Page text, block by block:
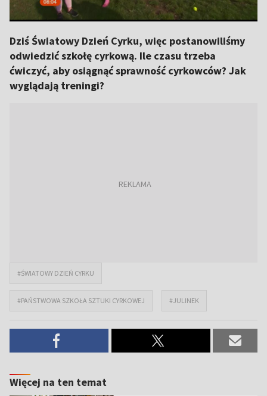
Dziś Światowy Dzień Cyrku, więc postanowiliśmy
odwiedzić szkołę cyrkową. Ile czasu trzeba
ćwiczyć, aby osiągnąć sprawność cyrkowców? Jak
wyglądają treningi?
#ŚWIATOWY DZIEŃ CYRKU
#PAŃSTWOWA SZKOŁA SZTUKI CYRKOWEJ #JULINEK
Więcej na ten temat